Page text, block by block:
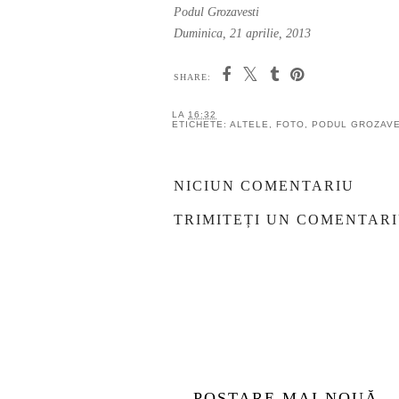
Podul Grozavesti
Duminica, 21 aprilie, 2013
SHARE: